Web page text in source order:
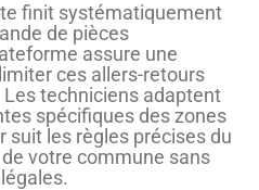
finit systématiquement
de pièces
assure une
ces allers-retours
techniciens adaptent
spécifiques des zones
suit les règles précises du
votre commune sans